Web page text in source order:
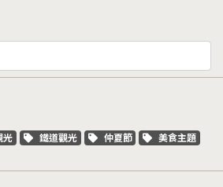
籤
光 關鍵字標籤
鐵道觀光 關鍵字標籤
仲夏節 關鍵字標籤
美食主題